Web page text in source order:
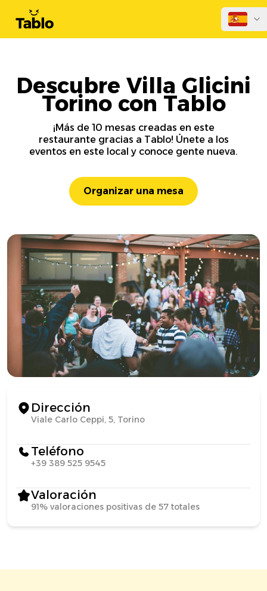
Descubre Villa Glicini
Torino con Tablo
¡Más de 10 mesas creadas en este
restaurante gracias a Tablo! Únete a los
eventos en este local y conoce gente nueva.
Organizar una mesa
Dirección
Viale Carlo Ceppi, 5, Torino
Teléfono
+39 389 525 9545
Valoración
91% valoraciones positivas de 57 totales